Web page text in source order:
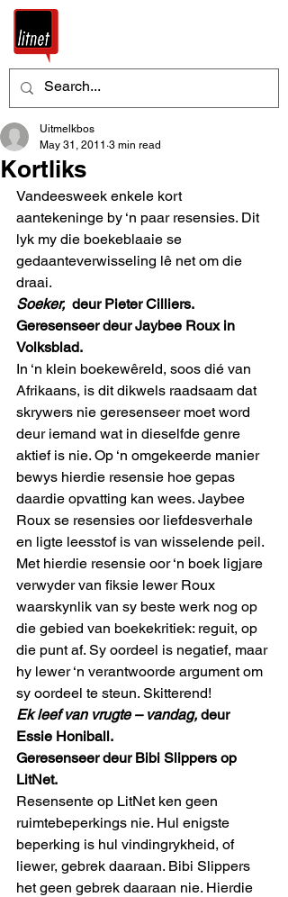
Kortliks
Uitmelkbos
May 31, 2011 3 min read
Vandeesweek enkele kort
aantekeninge by ‘n paar resensies. Dit
lyk my die boekeblaaie se
gedaanteverwisseling lê net om die
draai.
Soeker, deur Pieter Cilliers.
Geresenseer deur Jaybee Roux in
Volksblad.
In ‘n klein boekewêreld, soos dié van
Afrikaans, is dit dikwels raadsaam dat
skrywers nie geresenseer moet word
deur iemand wat in dieselfde genre
aktief is nie. Op ‘n omgekeerde manier
bewys hierdie resensie hoe gepas
daardie opvatting kan wees. Jaybee
Roux se resensies oor liefdesverhale
en ligte leesstof is van wisselende peil.
Met hierdie resensie oor ‘n boek ligjare
verwyder van fiksie lewer Roux
waarskynlik van sy beste werk nog op
die gebied van boekekritiek: reguit, op
die punt af. Sy oordeel is negatief, maar
hy lewer ‘n verantwoorde argument om
sy oordeel te steun. Skitterend!
Ek leef van vrugte – vandag, deur
Essie Honiball.
Geresenseer deur Bibi Slippers op
LitNet.
Resensente op LitNet ken geen
ruimtebeperkings nie. Hul enigste
beperking is hul vindingrykheid, of
liewer, gebrek daaraan. Bibi Slippers
het geen gebrek daaraan nie. Hierdie